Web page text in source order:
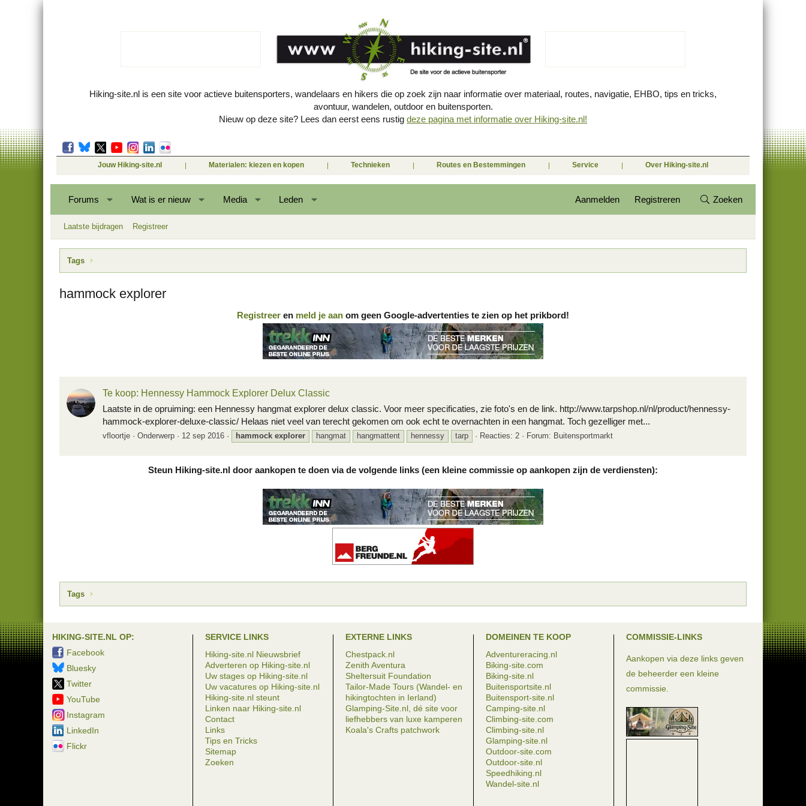
Hiking-site.nl is een site voor actieve buitensporters, wandelaars en hikers die op zoek zijn naar informatie over materiaal, routes, navigatie, EHBO, tips en tricks,
avontuur, wandelen, outdoor en buitensporten.
Nieuw op deze site? Lees dan eerst eens rustig deze pagina met informatie over Hiking-site.nl!
Jouw Hiking-site.nl Materialen: kiezen en kopen Technieken Routes en Bestemmingen Service Over Hiking-site.nl
Forums Wat is er nieuw Media Leden Aanmelden Registreren Zoeken
Laatste bijdragen Registreer
Tags
hammock explorer
Registreer en meld je aan om geen Google-advertenties te zien op het prikbord!
Te koop: Hennessy Hammock Explorer Delux Classic
Laatste in de opruiming: een Hennessy hangmat explorer delux classic. Voor meer specificaties, zie foto's en de link. http://www.tarpshop.nl/nl/product/hennessy-
hammock-explorer-deluxe-classic/ Helaas niet veel van terecht gekomen om ook echt te overnachten in een hangmat. Toch gezelliger met...
vfloortje Onderwerp 12 sep 2016 hammock explorer hangmat hangmattent hennessy tarp Reacties: 2 Forum: Buitensportmarkt
Steun Hiking-site.nl door aankopen te doen via de volgende links (een kleine commissie op aankopen zijn de verdiensten):
Tags
HIKING-SITE.NL OP:
Facebook
Bluesky
Twitter
YouTube
Instagram
LinkedIn
Flickr
SERVICE LINKS
Hiking-site.nl Nieuwsbrief
Adverteren op Hiking-site.nl
Uw stages op Hiking-site.nl
Uw vacatures op Hiking-site.nl
Hiking-site.nl steunt
Linken naar Hiking-site.nl
Contact
Links
Tips en Tricks
Sitemap
Zoeken
EXTERNE LINKS
Chestpack.nl
Zenith Aventura
Sheltersuit Foundation
Tailor-Made Tours (Wandel- en
hikingtochten in Ierland)
Glamping-Site.nl, dé site voor
liefhebbers van luxe kamperen
Koala's Crafts patchwork
DOMEINEN TE KOOP
Adventureracing.nl
Biking-site.com
Biking-site.nl
Buitensportsite.nl
Buitensport-site.nl
Camping-site.nl
Climbing-site.com
Climbing-site.nl
Glamping-site.nl
Outdoor-site.com
Outdoor-site.nl
Speedhiking.nl
Wandel-site.nl
COMMISSIE-LINKS
Aankopen via deze links geven
de beheerder een kleine
commissie.